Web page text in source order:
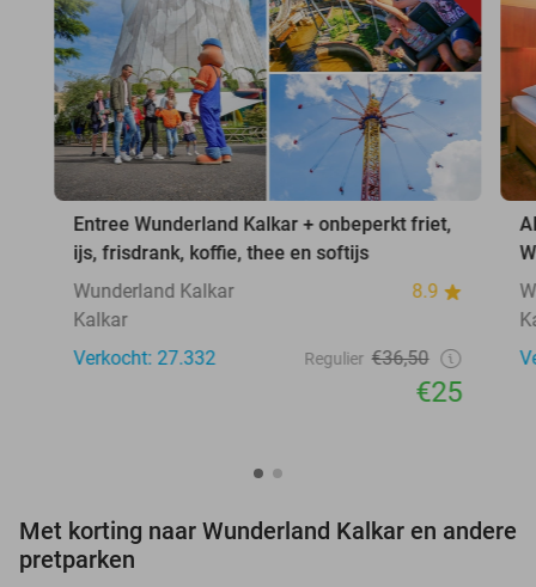
Entree Wunderland Kalkar + onbeperkt friet,
ijs, frisdrank, koffie, thee en softijs
Wunderland Kalkar
8.9
Kalkar
Verkocht: 27.332
Regulier €36,50
€25
Met korting naar Wunderland Kalkar en andere
pretparken